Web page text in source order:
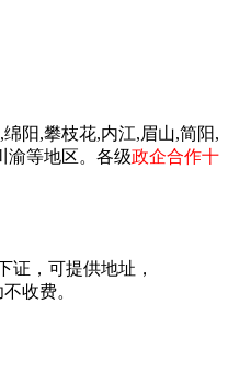
阳,攀枝花,内江,眉山,简阳,
渝等地区。各级政企合作十
证，可提供地址，
收费。